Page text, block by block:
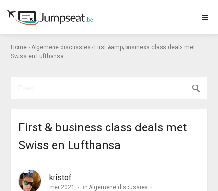
Home › Algemene discussies › First &amp; business class deals met
Swiss en Lufthansa
First & business class deals met
Swiss en Lufthansa
kristof
mei 2021 inAlgemene discussies